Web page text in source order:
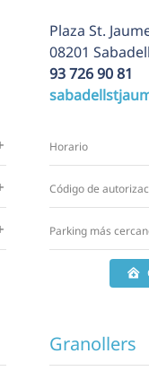
Plaza St.
08201 Sabadell
93 726 90 81
Horario
Código de
Parking más
Granollers